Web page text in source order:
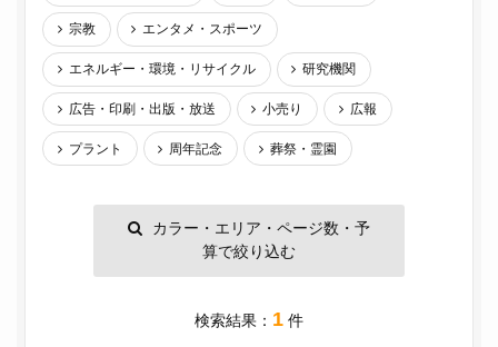
宗教 エンタメ・スポーツ
エネルギー・環境・リサイクル 研究機関
広告・印刷・出版・放送 小売り 広報
プラント 周年記念 葬祭・霊園
カラー・エリア・ページ数・予
算で絞り込む
検索結果： 1 件